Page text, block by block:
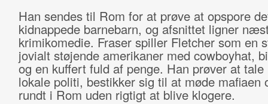
Han sendes til Rom for at prøve at opspore
kidnappede barnebarn, og afsnittet ligner
krimikomedie. Fraser spiller Fletcher som en
jovialt støjende amerikaner med cowboyhat,
og en kuffert fuld af penge. Han prøver at tale
lokale politi, bestikker sig til at møde mafiaen
rundt i Rom uden rigtigt at blive klogere.